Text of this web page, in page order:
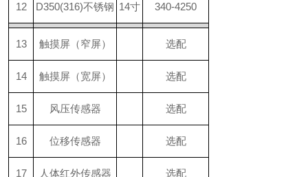
12 D350(316)不锈钢 14寸 340-4250
13 触摸屏（窄屏） 选配
14 触摸屏（宽屏） 选配
15 风压传感器 选配
16 位移传感器 选配
17 人体红外传感器 选配